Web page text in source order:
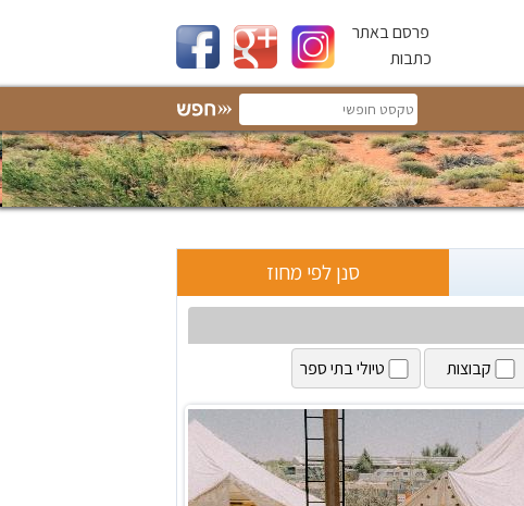
פרסם באתר
כתבות
סנן לפי מחוז
קבוצות טיולי בתי ספר